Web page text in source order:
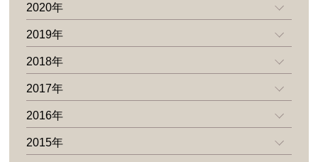
2020年
2019年
2018年
2017年
2016年
2015年